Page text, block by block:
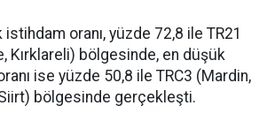
oranı, yüzde 72,8 ile TR21
Kırklareli) bölgesinde, en düşük
ise yüzde 50,8 ile TRC3 (Mardin,
Siirt) bölgesinde gerçekleşti.